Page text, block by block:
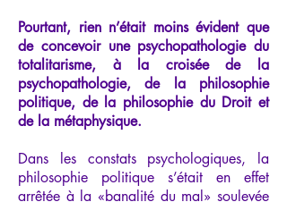
Pourtant, rien n’était moins évident que
de concevoir une psychopathologie du
totalitarisme, à la croisée de la
psychopathologie, de la philosophie
politique, de la philosophie du Droit et
de la métaphysique.
Dans les constats psychologiques, la
philosophie politique s’était en effet
arrêtée à la «banalité du mal» soulevée